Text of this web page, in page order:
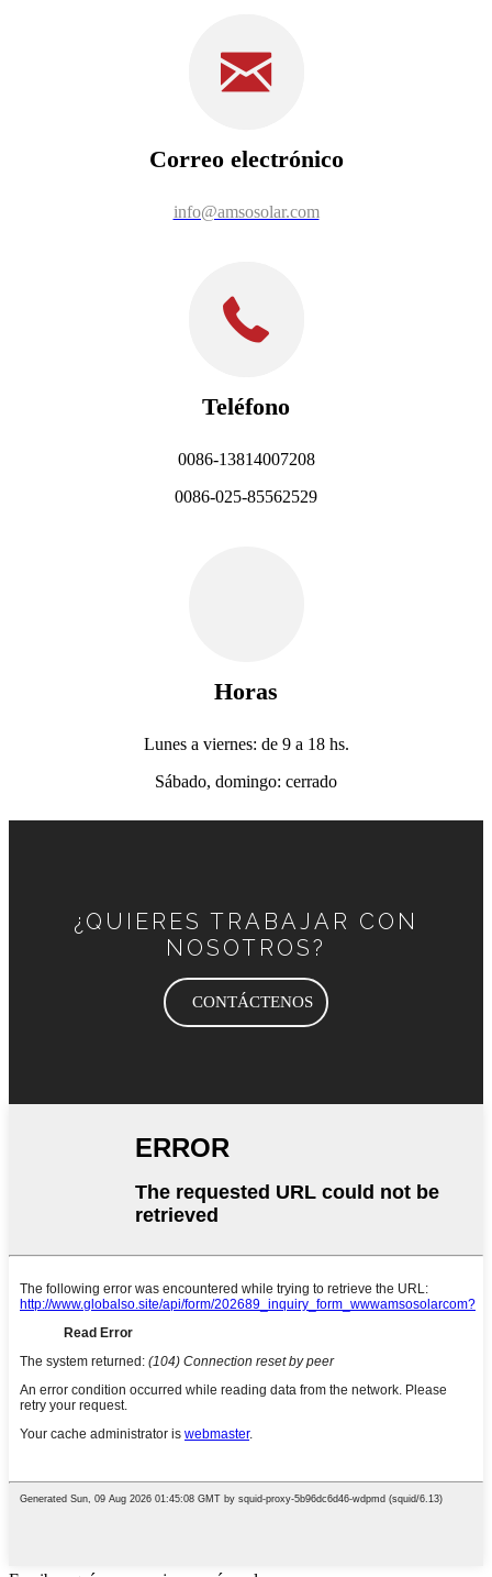
Correo electrónico
info@amsosolar.com
Teléfono
0086-13814007208
0086-025-85562529
Horas
Lunes a viernes: de 9 a 18 hs.
Sábado, domingo: cerrado
¿QUIERES TRABAJAR CON
NOSOTROS?
CONTÁCTENOS